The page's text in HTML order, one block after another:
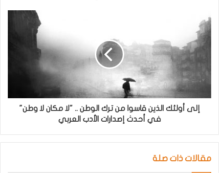
إلى أولئك الذين قاسوا من ترك الوطن .. "لا مكان لا وطن"
في أحدث إصدارات الأدب العربي
مقالات ذات صلة